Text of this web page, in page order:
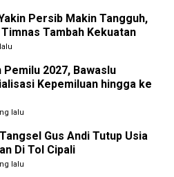
Persib Makin Tangguh,
Tambah Kekuatan
2027, Bawaslu
Kepemiluan hingga ke
lalu
Gus Andi Tutup Usia
Di Tol Cipali
lalu